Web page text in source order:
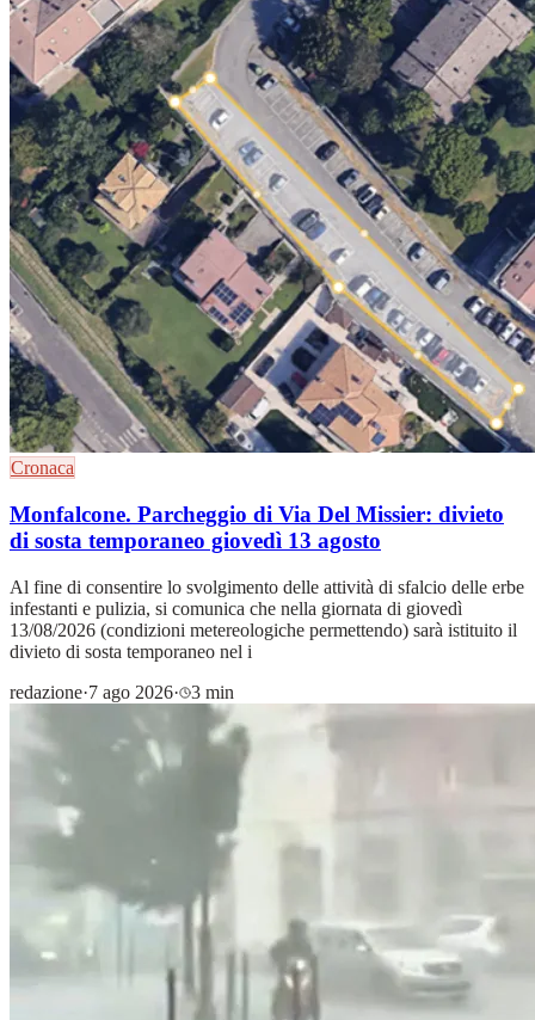
Cronaca
Monfalcone. Parcheggio di Via Del Missier: divieto
di sosta temporaneo giovedì 13 agosto
Al fine di consentire lo svolgimento delle attività di sfalcio delle erbe
infestanti e pulizia, si comunica che nella giornata di giovedì
13/08/2026 (condizioni metereologiche permettendo) sarà istituito il
divieto di sosta temporaneo nel i
redazione·7 ago 2026· 3 min